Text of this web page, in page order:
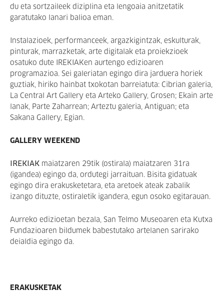
du eta sortzaileek diziplina eta lengoaia anitzetatik
garatutako lanari balioa eman.
Instalazioek, performanceek, argazkigintzak, eskulturak,
pinturak, marrazketak, arte digitalak eta proiekzioek
osatuko dute IREKIAKen aurtengo edizioaren
programazioa. Sei galeriatan egingo dira jarduera horiek
guztiak, hiriko hainbat txokotan barreiatuta: Cibrian galeria,
La Central Art Gallery eta Arteko Gallery, Grosen; Ekain arte
lanak, Parte Zaharrean; Arteztu galeria, Antiguan; eta
Sakana Gallery, Egian.
GALLERY WEEKEND
IREKIAK maiatzaren 29tik (ostirala) maiatzaren 31ra
(igandea) egingo da, ordutegi jarraituan. Bisita gidatuak
egingo dira erakusketetara, eta aretoek ateak zabalik
izango dituzte, ostiraletik igandera, egun osoko egitarauan.
Aurreko edizioetan bezala, San Telmo Museoaren eta Kutxa
Fundazioaren bildumek babestutako artelanen sarirako
deialdia egingo da.
ERAKUSKETAK